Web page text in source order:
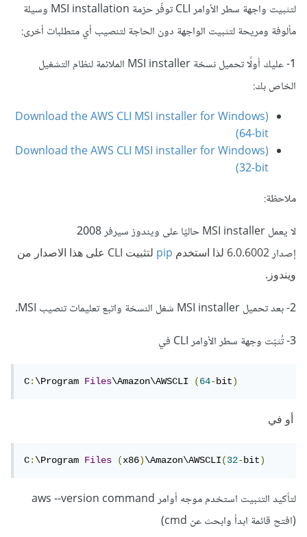
لتثبيت واجهة سطر الأوامر CLI توفّر حزمة MSI installation وسيلة
مألوفة ومريحة لتثبيت الواجهة دون الحاجة لتنصيب أي متطلبات أخرى:
1- عليك أولًا تحميل نسخة MSI installer الملائمة لنظام التشغيل
الخاص بك:
(Download the AWS CLI MSI installer for Windows
(64-bit
(Download the AWS CLI MSI installer for Windows
(32-bit
ملاحظة:
لا يعمل MSI installer حاليًا على ويندوز سيرفر 2008
إصدار6.0.6002 لذا استخدم pip
لتثبيت CLI على هذا الاصدار من
ويندوز.
2- بعد تحميل MSI installer شغل النسخة واتبع تعليمات تنصيب MSI.
3- تُثبّت وجهة سطر الأوامر CLI في
C:\Program Files\Amazon\AWSCLI (64-bit)
أو في
C:\Program Files (x86)\Amazon\AWSCLI(32-bit)
لتأكيد التثبيت استخدم موجه أوامر aws --version command
(افتح قائمة ابدأ وابحث عن cmd)